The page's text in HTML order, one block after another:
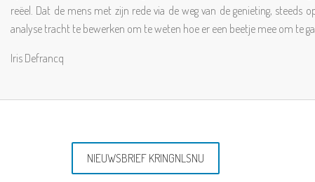
reëel. Dat de mens met zijn rede via de weg van de genieting,
analyse tracht te bewerken om te weten hoe er een beetje mee om te
Iris Defrancq
NIEUWSBRIEF KRINGNLSNU